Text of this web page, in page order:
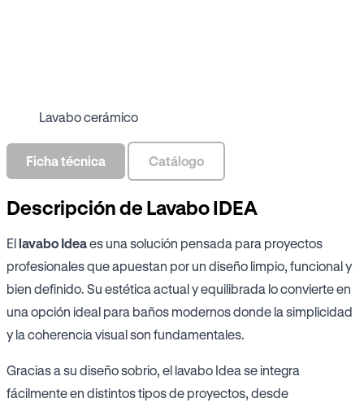
Lavabo cerámico
Ficha técnica Catálogo
Descripción de Lavabo IDEA
Ellavabo Ideaes una solución pensada para proyectos
profesionales que apuestan por un diseño limpio, funcional y
bien definido. Su estética actual y equilibrada lo convierte en
una opción ideal para baños modernos donde la simplicidad
y la coherencia visual son fundamentales.
Gracias a su diseño sobrio, el lavabo Idea se integra
fácilmente en distintos tipos de proyectos, desde